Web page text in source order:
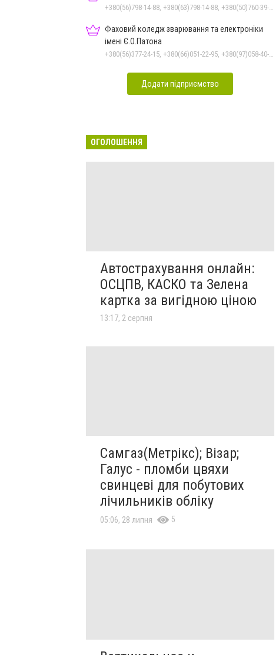
Фаховий коледж зварювання та електроніки
імені Є.О.Патона
Додати підприємство
ОГОЛОШЕННЯ
Автострахування онлайн:
ОСЦПВ, КАСКО та Зелена
картка за вигідною ціною
13:17, 2 серпня
Самгаз(Метрікс); Візар;
Галус - пломби цвяхи
свинцеві для побутових
лічильників обліку
05:06, 28 липня 5